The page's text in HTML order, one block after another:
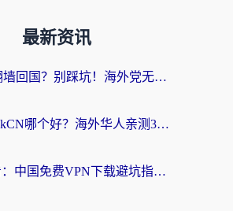
最新资讯
NordVPN翻墙回国？别踩坑！海外党无缝访问国内资源的真实指南
斧牛和ChickCN哪个好？海外华人亲测3款回国加速器+免费试用攻略
海外党必看：中国免费VPN下载避坑指南 + 无缝访问国内资源的终极方案